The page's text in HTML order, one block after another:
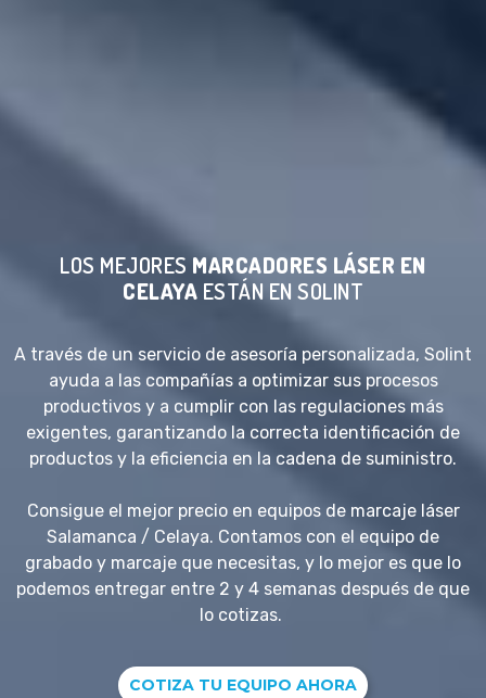
LOS MEJORES MARCADORES LÁSER EN
CELAYA ESTÁN EN SOLINT
A través de un servicio de asesoría personalizada, Solint
ayuda a las compañías a optimizar sus procesos
productivos y a cumplir con las regulaciones más
exigentes, garantizando la correcta identificación de
productos y la eficiencia en la cadena de suministro.
Consigue el mejor precio en equipos de marcaje láser
Salamanca / Celaya. Contamos con el equipo de
grabado y marcaje que necesitas, y lo mejor es que lo
podemos entregar entre 2 y 4 semanas después de que
lo cotizas.
COTIZA TU EQUIPO AHORA